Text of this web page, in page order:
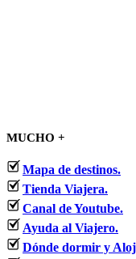
MUCHO +
Mapa de destinos.
Tienda Viajera.
Canal de Youtube.
Ayuda al Viajero.
Dónde dormir y